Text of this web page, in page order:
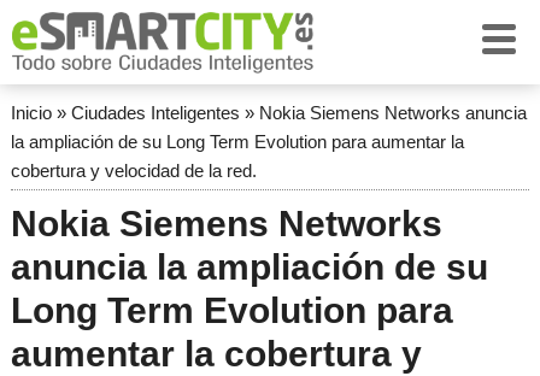
Inicio» Ciudades Inteligentes » Nokia Siemens Networks anuncia
la ampliación de su Long Term Evolution para aumentar la
cobertura y velocidad de la red.
Nokia Siemens Networks
anuncia la ampliación de su
Long Term Evolution para
aumentar la cobertura y